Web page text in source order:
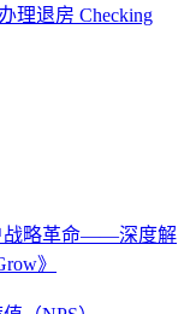
理退房 Checking
战略革命——深度解
》